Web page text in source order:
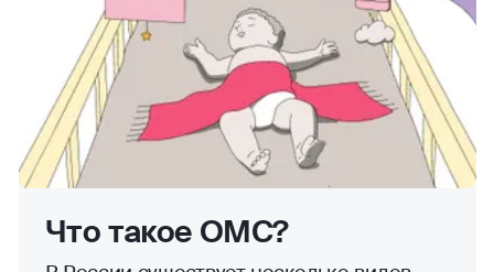
Что такое ОМС?